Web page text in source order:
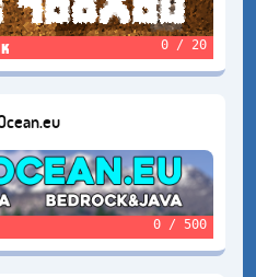
0 / 20
0 / 500